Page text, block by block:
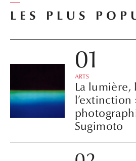
LES PLUS
ARTS
La lumière,
l’extinction
Sugimoto